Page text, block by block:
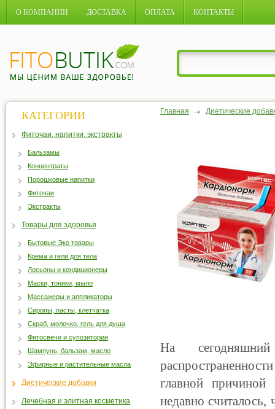
О КОМПАНИИ ДОСТАВКА ОПЛАТА КОНТАКТЫ
Главная Диетические
На
главной
недавно
КАТЕГОРИИ
Фиточаи, напитки, экстракты
Бальзамы
Концентраты
Порошковые напитки
Фиточаи
Экстракты
Товары для здоровья
Бытовые Эко товары
Крема и гели для тела
Лосьоны и кондиционеры
Маски, тоники, мыло
Массажеры и аппликаторы
Сиропы, пасты, клетчатка
Скраб, молочко, гель для душа
Фитосвечи и супозитории
Шампунь, бальзам, масло
Эфирные и растительные масла
Диетические добавки
Лечебная и элитная косметика